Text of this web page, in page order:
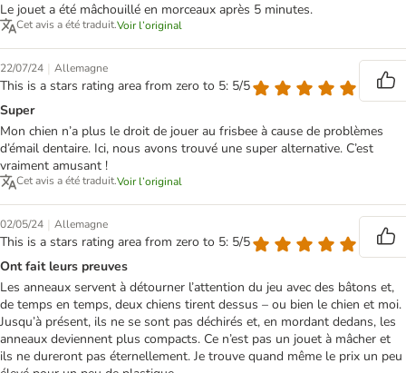
Le jouet a été mâchouillé en morceaux après 5 minutes.
Cet avis a été traduit.Voir l’original
22/07/24 | Allemagne
This is a stars rating area from zero to 5: 5/5
Super
Mon chien n’a plus le droit de jouer au frisbee à cause de problèmes
d’émail dentaire. Ici, nous avons trouvé une super alternative. C’est
vraiment amusant !
Cet avis a été traduit.Voir l’original
02/05/24 | Allemagne
This is a stars rating area from zero to 5: 5/5
Ont fait leurs preuves
Les anneaux servent à détourner l’attention du jeu avec des bâtons et,
de temps en temps, deux chiens tirent dessus – ou bien le chien et moi.
Jusqu’à présent, ils ne se sont pas déchirés et, en mordant dedans, les
anneaux deviennent plus compacts. Ce n’est pas un jouet à mâcher et
ils ne dureront pas éternellement. Je trouve quand même le prix un peu